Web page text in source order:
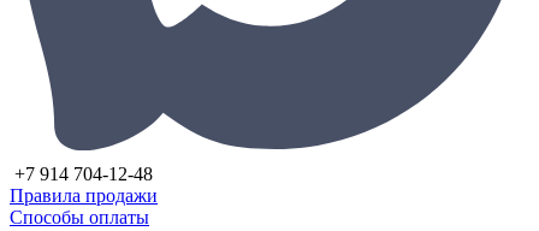
+7 914 704-12-48
Правила продажи
Способы оплаты